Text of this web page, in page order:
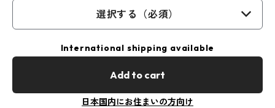
選択する（必須）
International shipping available
Add to cart
日本国内にお住まいの方向け